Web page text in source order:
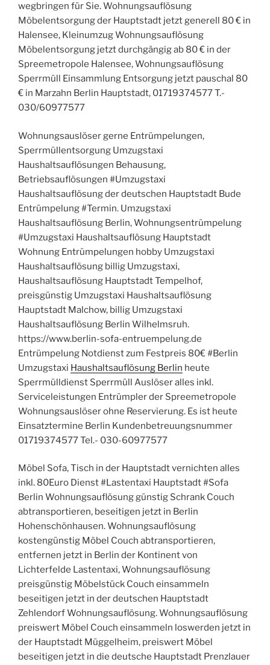
wegbringen für Sie. Wohnungsauflösung
Möbelentsorgung der Hauptstadt jetzt generell 80 € in
Halensee, Kleinumzug Wohnungsauflösung
Möbelentsorgung jetzt durchgängig ab 80 € in der
Spreemetropole Halensee, Wohnungsauflösung
Sperrmüll Einsammlung Entsorgung jetzt pauschal 80
€ in Marzahn Berlin Hauptstadt, 01719374577 T.-
030/60977577
Wohnungsauslöser gerne Entrümpelungen,
Sperrmüllentsorgung Umzugstaxi
Haushaltsauflösungen Behausung,
Betriebsauflösungen #Umzugstaxi
Haushaltsauflösung der deutschen Hauptstadt Bude
Entrümpelung #Termin. Umzugstaxi
Haushaltsauflösung Berlin, Wohnungsentrümpelung
#Umzugstaxi Haushaltsauflösung Hauptstadt
Wohnung Entrümpelungen hobby Umzugstaxi
Haushaltsauflösung billig Umzugstaxi,
Haushaltsauflösung Hauptstadt Tempelhof,
preisgünstig Umzugstaxi Haushaltsauflösung
Hauptstadt Malchow, billig Umzugstaxi
Haushaltsauflösung Berlin Wilhelmsruh.
https://www.berlin-sofa-entruempelung.de
Entrümpelung Notdienst zum Festpreis 80€ #Berlin
Umzugstaxi Haushaltsauflösung Berlin heute
Sperrmülldienst Sperrmüll Auslöser alles inkl.
Serviceleistungen Entrümpler der Spreemetropole
Wohnungsauslöser ohne Reservierung. Es ist heute
Einsatztermine Berlin Kundenbetreuungsnummer
01719374577 Tel.- 030-60977577
Möbel Sofa, Tisch in der Hauptstadt vernichten alles
inkl. 80Euro Dienst #Lastentaxi Hauptstadt #Sofa
Berlin Wohnungsauflösung günstig Schrank Couch
abtransportieren, beseitigen jetzt in Berlin
Hohenschönhausen. Wohnungsauflösung
kostengünstig Möbel Couch abtransportieren,
entfernen jetzt in Berlin der Kontinent von
Lichterfelde Lastentaxi, Wohnungsauflösung
preisgünstig Möbelstück Couch einsammeln
beseitigen jetzt in der deutschen Hauptstadt
Zehlendorf Wohnungsauflösung. Wohnungsauflösung
preiswert Möbel Couch einsammeln loswerden jetzt in
der Hauptstadt Müggelheim, preiswert Möbel
beseitigen jetzt in die deutsche Hauptstadt Prenzlauer